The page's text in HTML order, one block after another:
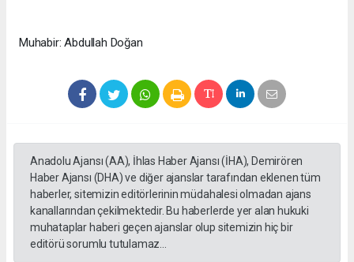
Muhabir: Abdullah Doğan
Anadolu Ajansı (AA), İhlas Haber Ajansı (İHA), Demirören
Haber Ajansı (DHA) ve diğer ajanslar tarafından eklenen tüm
haberler, sitemizin editörlerinin müdahalesi olmadan ajans
kanallarından çekilmektedir. Bu haberlerde yer alan hukuki
muhataplar haberi geçen ajanslar olup sitemizin hiç bir
editörü sorumlu tutulamaz...